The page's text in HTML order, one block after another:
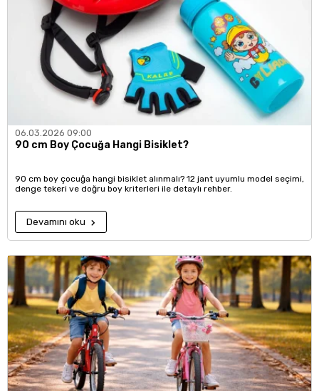
06.03.2026 09:00
90 cm Boy Çocuğa Hangi Bisiklet?
90 cm boy çocuğa hangi bisiklet alınmalı? 12 jant uyumlu model seçimi,
denge tekeri ve doğru boy kriterleri ile detaylı rehber.
Devamını oku